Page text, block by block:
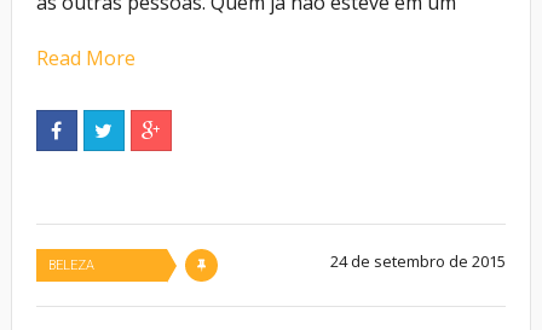
Read More
BELEZA 24 de setembro de 2015